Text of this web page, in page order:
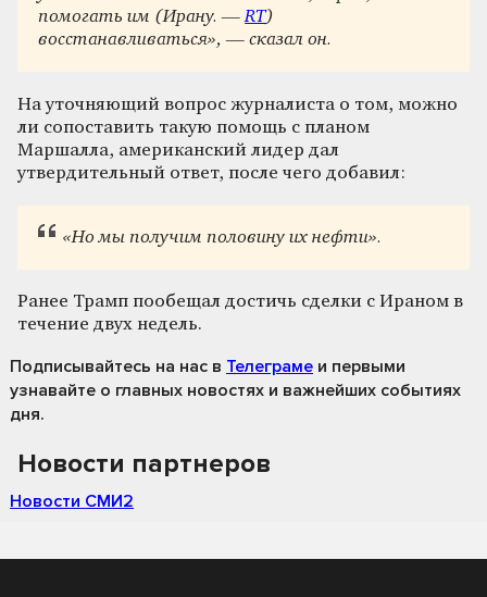
помогать им (Ирану. —RT)
восстанавливаться», — сказал он.
На уточняющий вопрос журналиста о том, можно
ли сопоставить такую помощь с планом
Маршалла, американский лидер дал
утвердительный ответ, после чего добавил:
«Но мы получим половину их нефти».
Ранее Трамп пообещал достичь сделки с Ираном в
течение двух недель.
Подписывайтесь на нас в Телеграме и первыми
узнавайте о главных новостях и важнейших событиях
дня.
Новости партнеров
Новости СМИ2